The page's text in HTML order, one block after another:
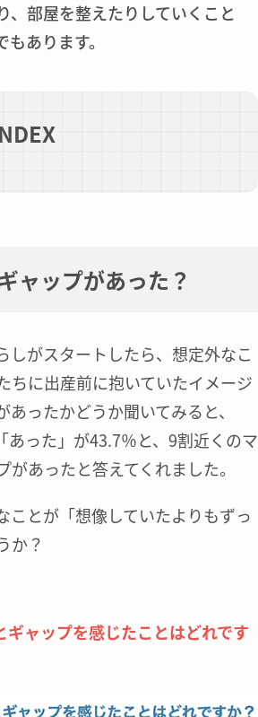
、部屋を整えたりしていくこと
あります。
ャップがあった？
しがスタートしたら、想定外なこ
ちに出産前に抱いていたイメージ
ったかどうか聞いてみると、
あった」が43.7％と、9割近くのマ
あったと答えてくれました。
ことが「想像していたよりもずっ
か？
ャップを感じたことはどれです